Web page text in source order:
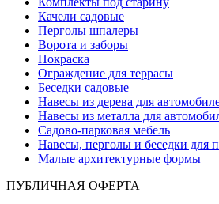
Качели садовые
Перголы шпалеры
Ворота и заборы
Покраска
Ограждение для террасы
Беседки садовые
Навесы из дерева для
Навесы из металла для
Садово-парковая мебель
Навесы, перголы и беседки для
Малые архитектурные формы
ПУБЛИЧНАЯ ОФЕРТА